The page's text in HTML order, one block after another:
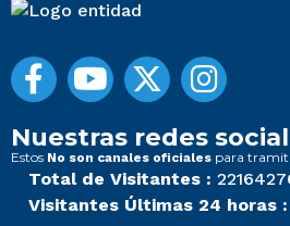
Nuestras redes
Estos No son canales oficiales para
Total de Visitantes :
Visitantes Últimas 24 horas :